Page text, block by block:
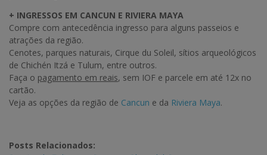
+ INGRESSOS EM CANCUN E RIVIERA MAYA
Compre com antecedência ingresso para alguns passeios e
atrações da região.
Cenotes, parques naturais, Cirque du Soleil, sítios arqueológicos
de Chichén Itzá e Tulum, entre outros.
Faça o pagamento em reais, sem IOF e parcele em até 12x no
cartão.
Veja as opções da região de Cancun e da Riviera Maya.
Posts Relacionados: